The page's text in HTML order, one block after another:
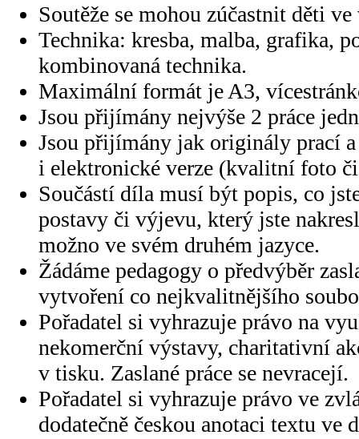
Soutěže se mohou zúčastnit děti
Technika: kresba, malba, grafika,
kombinovaná technika.
Maximální formát je A3,
Jsou přijímány nejvýše 2 práce
Jsou přijímány jak originály prací
i elektronické verze (kvalitní foto
Součástí díla musí být popis, co
postavy či výjevu, který jste
možno ve svém druhém jazyce.
Žádáme pedagogy o předvýběr
vytvoření co nejkvalitnějšího
Pořadatel si vyhrazuje právo na
nekomerční výstavy, charitativní
v tisku. Zaslané práce se nevracejí.
Pořadatel si vyhrazuje právo ve
dodatečně českou anotaci textu ve